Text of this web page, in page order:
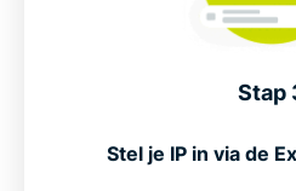
Stap
Stel je IP in via de